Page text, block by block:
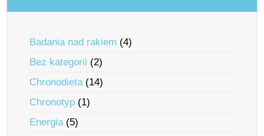
Badania nad rakiem (4)
Bez kategorii (2)
Chronodieta(14)
Chronotyp (1)
Energia(5)